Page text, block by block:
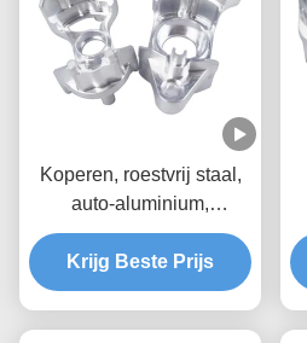
Koperen, roestvrij staal,
auto-aluminium,
vliegtuigonderdelen
Krijg Beste Prijs